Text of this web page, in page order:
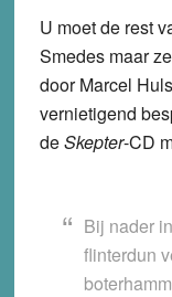
U moet de rest
Smedes maar
door Marcel
vernietigend
deSkepter-CD
Bij nader
flinterdun